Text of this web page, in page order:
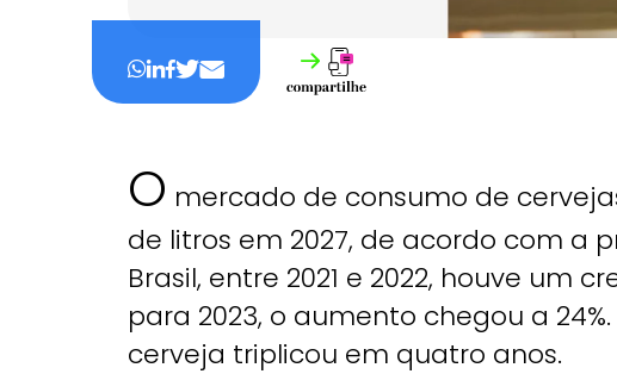
O mercado de consumo de
de litros em 2027, de acordo com a
Brasil, entre 2021 e 2022, houve um
para 2023, o aumento chegou a
cerveja triplicou em quatro anos.